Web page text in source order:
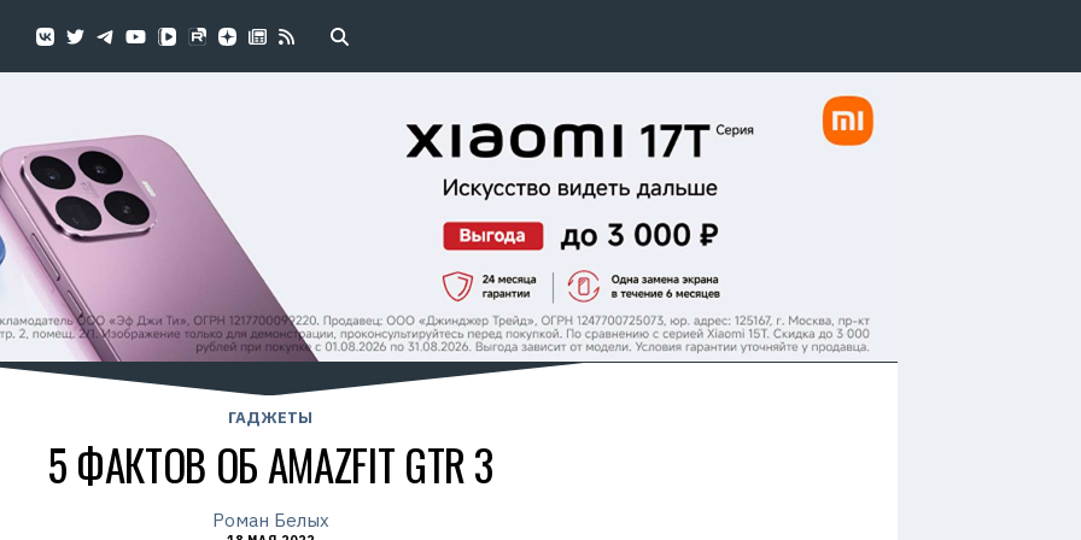
ГАДЖЕТЫ
5 ФАКТОВ ОБ AMAZFIT GTR 3
Роман Белых